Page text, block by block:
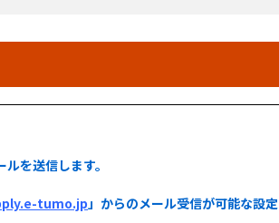
を送信します。
tumo.jp」からのメール受信が可能な設